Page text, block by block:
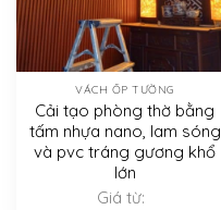
VÁCH ỐP TƯỜNG
Cải tạo phòng thờ bằng
tấm nhựa nano, lam sóng
và pvc tráng gương khổ
lớn
Giá từ: